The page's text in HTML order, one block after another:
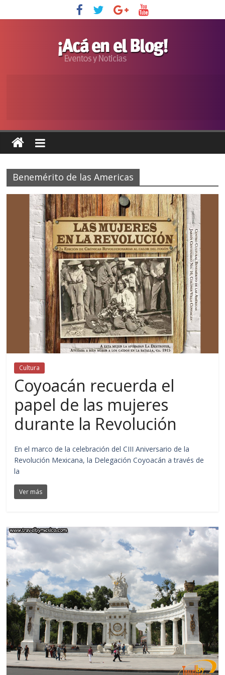
Benemérito de las Americas
Cultura
Coyoacán recuerda el
papel de las mujeres
durante la Revolución
En el marco de la celebración del CIII Aniversario de la
Revolución Mexicana, la Delegación Coyoacán a través de
la
Ver más